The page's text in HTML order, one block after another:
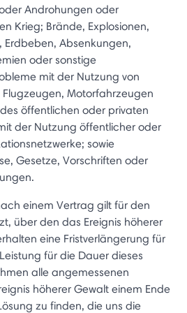
Androhungen oder
Krieg; Brände, Explosionen,
Erdbeben, Absenkungen,
oder sonstige
mit der Nutzung von
Flugzeugen, Motorfahrzeugen
öffentlichen oder privaten
der Nutzung öffentlicher oder
sowie
Gesetze, Vorschriften oder
einem Vertrag gilt für den
über den das Ereignis höherer
eine Fristverlängerung für
für die Dauer dieses
alle angemessenen
höherer Gewalt einem Ende
zu finden, die uns die